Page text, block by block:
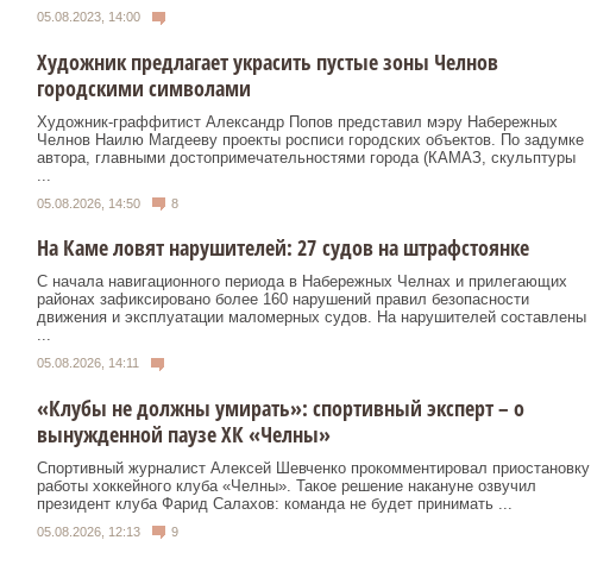
05.08.2023, 14:00
Художник предлагает украсить пустые зоны Челнов
городскими символами
Художник‑граффитист Александр Попов представил мэру Набережных
Челнов Наилю Магдееву проекты росписи городских объектов. По задумке
автора, главными достопримечательностями города (КАМАЗ, скульптуры
05.08.2026, 14:50 8
На Каме ловят нарушителей: 27 судов на штрафстоянке
С начала навигационного периода в Набережных Челнах и прилегающих
районах зафиксировано более 160 нарушений правил безопасности
движения и эксплуатации маломерных судов. На нарушителей составлены
...
05.08.2026, 14:11
«Клубы не должны умирать»: спортивный эксперт – о
вынужденной паузе ХК «Челны»
Спортивный журналист Алексей Шевченко прокомментировал приостановку
работы хоккейного клуба «Челны». Такое решение накануне озвучил
президент клуба Фарид Салахов: команда не будет принимать ...
05.08.2026, 12:13 9